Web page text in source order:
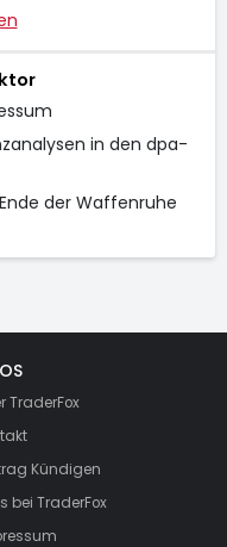
in den dpa-
der Waffenruhe
TraderFox
Kündigen
bei TraderFox